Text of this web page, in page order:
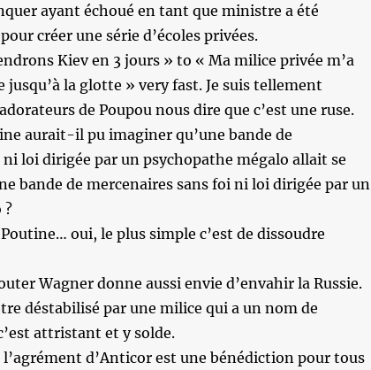
ayant échoué en tant que ministre a été
créer une série d’écoles privées.
Kiev en 3 jours » to « Ma milice privée m’a
jusqu’à la glotte » very fast. Je suis tellement
de Poupou nous dire que c’est une ruse.
aurait-il pu imaginer qu’une bande de
loi dirigée par un psychopathe mégalo allait se
bande de mercenaires sans foi ni loi dirigée par un
?
oui, le plus simple c’est de dissoudre
Wagner donne aussi envie d’envahir la Russie.
déstabilisé par une milice qui a un nom de
attristant et y solde.
l’agrément d’Anticor est une bénédiction pour tous